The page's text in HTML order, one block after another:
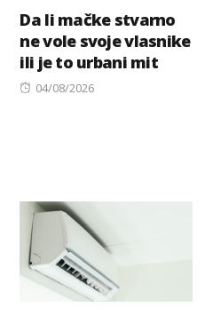
Da li mačke stvarno
ne vole svoje vlasnike
ili je to urbani mit
Posted
04/08/2026